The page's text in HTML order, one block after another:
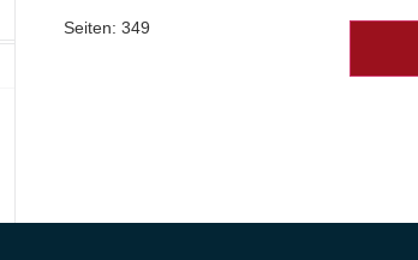
Seiten: 349